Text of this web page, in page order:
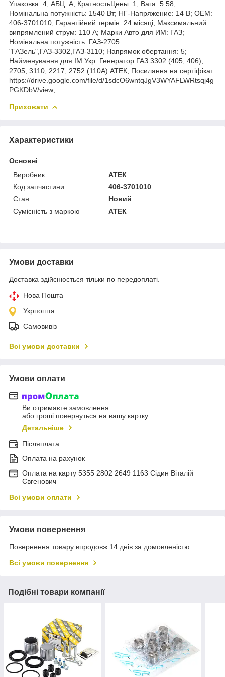
Упаковка: 4; АБЦ: A; КратностьЦены: 1; Вага: 5.58;
Номінальна потужність: 1540 Вт; НГ-Напряжение: 14 В; ОЕМ:
406-3701010; Гарантійний термін: 24 місяці; Максимальний
випрямлений струм: 110 А; Марки Авто для ИМ: ГАЗ;
Номінальна потужність: ГАЗ-2705
"ГАЗель",ГАЗ-3302,ГАЗ-3110; Напрямок обертання: 5;
Найменування для ІМ Укр: Генератор ГАЗ 3302 (405, 406),
2705, 3110, 2217, 2752 (110А) АТЕК; Посилання на сертіфікат:
https://drive.google.com/file/d/1sdcO6wntqJgV3WYAFLWRtsqj4g
PGKDbV/view;
Приховати
Характеристики
Основні
Виробник
АТЕК
Код запчастини
406-3701010
Стан
Новий
Сумісність з маркою
АТЕК
Умови доставки
Доставка здійснюється тільки по передоплаті.
Нова Пошта
Укрпошта
Самовивіз
Всі умови доставки
Умови оплати
Ви отримаєте замовлення
або гроші повернуться на вашу картку
Детальніше
Післяплата
Оплата на рахунок
Оплата на карту 5355 2802 2649 1163 Сідин Віталій
Євгенович
Всі умови оплати
Умови повернення
Повернення товару впродовж 14 днів за домовленістю
Всі умови повернення
Подібні товари компанії